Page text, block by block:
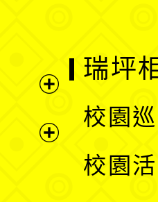
單
選
單
瑞坪
校園
校園